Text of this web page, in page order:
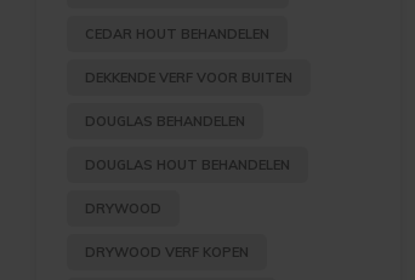
CEDAR HOUT BEHANDELEN
DEKKENDE VERF VOOR BUITEN
DOUGLAS BEHANDELEN
DOUGLAS HOUT BEHANDELEN
DRYWOOD
DRYWOOD VERF KOPEN